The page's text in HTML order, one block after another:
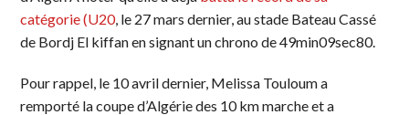
catégorie (U20, le 27 mars dernier, au stade Bateau Cassé
de Bordj El kiffan en signant un chrono de 49min09sec80.
Pour rappel, le 10 avril dernier, Melissa Touloum a
remporté la coupe d’Algérie des 10 km marche et a